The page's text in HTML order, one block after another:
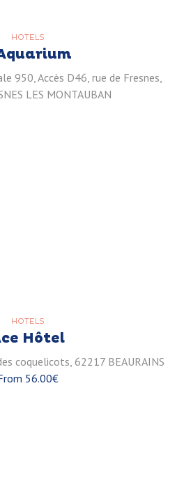
HOTELS
950, Accès D46, rue de Fresnes,
LES MONTAUBAN
HOTELS
Hôtel
coquelicots, 62217 BEAURAINS
56.00€